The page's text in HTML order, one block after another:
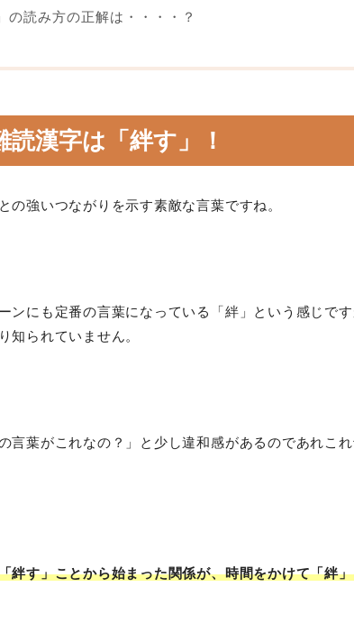
の読み方の正解は・・・・？
読漢字は「 絆す 」！
の強いつながりを示す素敵な言葉ですね。
ンにも定番の言葉になっている「絆」という感じで
知られていません。
言葉がこれなの？」と少し違和感があるのであれこ
絆す」ことから始まった関係が、時間をかけて「絆